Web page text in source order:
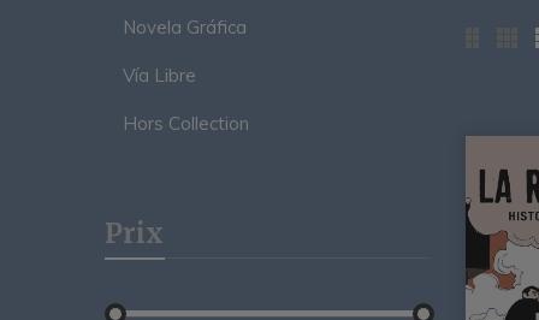
Novela Gráfica
Vía Libre
Hors Collection
Prix